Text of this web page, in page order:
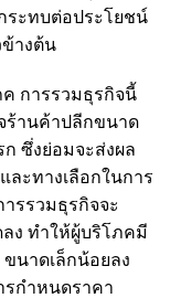
ระทบต่อประโยชน์
ข้างต้น
การรวมธุรกิจนี้
ร้านค้าปลีกขนาด
ซึ่งย่อมจะส่งผล
ละทางเลือกในการ
รรวมธุรกิจจะ
ง ทำให้ผู้บริโภคมี
นาดเล็กน้อยลง
กำหนดราคา